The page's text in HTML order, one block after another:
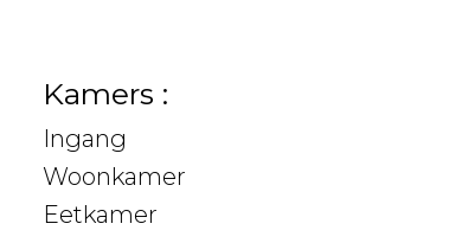
Kamers :
Ingang
Woonkamer
Eetkamer